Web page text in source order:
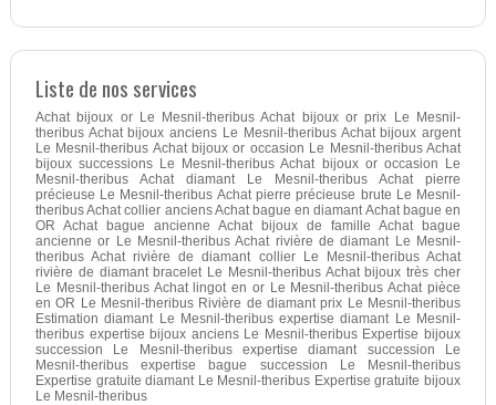
Liste de nos services
Achat bijoux or Le Mesnil-theribus Achat bijoux or prix Le Mesnil-
theribus Achat bijoux anciens Le Mesnil-theribus Achat bijoux argent
Le Mesnil-theribus Achat bijoux or occasion Le Mesnil-theribus Achat
bijoux successions Le Mesnil-theribus Achat bijoux or occasion Le
Mesnil-theribus Achat diamant Le Mesnil-theribus Achat pierre
précieuse Le Mesnil-theribus Achat pierre précieuse brute Le Mesnil-
theribus Achat collier anciens Achat bague en diamant Achat bague en
OR Achat bague ancienne Achat bijoux de famille Achat bague
ancienne or Le Mesnil-theribus Achat rivière de diamant Le Mesnil-
theribus Achat rivière de diamant collier Le Mesnil-theribus Achat
rivière de diamant bracelet Le Mesnil-theribus Achat bijoux très cher
Le Mesnil-theribus Achat lingot en or Le Mesnil-theribus Achat pièce
en OR Le Mesnil-theribus Rivière de diamant prix Le Mesnil-theribus
Estimation diamant Le Mesnil-theribus expertise diamant Le Mesnil-
theribus expertise bijoux anciens Le Mesnil-theribus Expertise bijoux
succession Le Mesnil-theribus expertise diamant succession Le
Mesnil-theribus expertise bague succession Le Mesnil-theribus
Expertise gratuite diamant Le Mesnil-theribus Expertise gratuite bijoux
Le Mesnil-theribus